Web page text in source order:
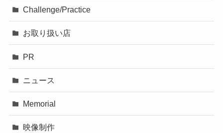
Challenge/Practice
お取り扱い店
PR
ニュース
Memorial
映像制作